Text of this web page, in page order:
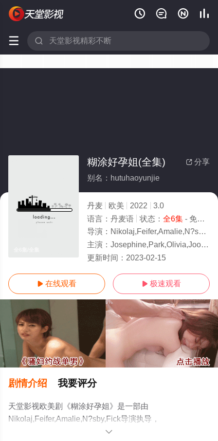
   
 
 分享
糊涂好孕姐(全集)
别名：hutuhaoyunjie
丹麦 欧美 2022
3.0
语言： 丹麦语 状态： 全6集- 免费在线观看
导演： Nikolaj,Feifer,Amalie,N?sby,Fick
主演： Josephine,Park,Olivia,Joof,Lewerissa,西蒙·西尔斯,夏洛特·蒙克,米凯尔·比克耶,Emil,Prenter,Tam
更新时间： 2023-02-15
 在线观看  极速观看
剧情介绍 我要评分
天堂影视欧美剧《糊涂好孕姐》是一部由
Nikolaj,Feifer,Amalie,N?sby,Fick导演执导，
Josephine,Park,Olivia,Joof,Lewerissa,西蒙·西尔斯,夏洛特·
